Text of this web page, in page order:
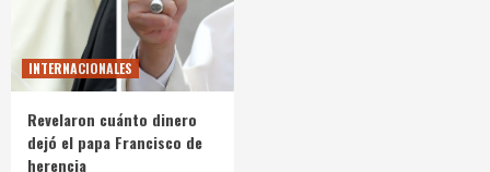
INTERNACIONALES
Revelaron cuánto dinero
dejó el papa Francisco de
herencia